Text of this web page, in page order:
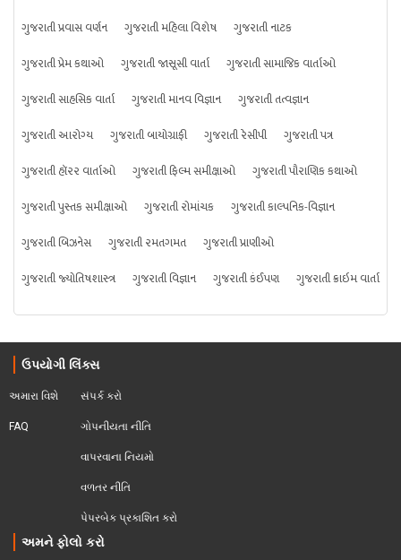
ગુજરાતી પ્રવાસ વર્ણન
ગુજરાતી મહિલા વિશેષ
ગુજરાતી નાટક
ગુજરાતી પ્રેમ કથાઓ
ગુજરાતી જાસૂસી વાર્તા
ગુજરાતી સામાજિક વાર્તાઓ
ગુજરાતી સાહસિક વાર્તા
ગુજરાતી માનવ વિજ્ઞાન
ગુજરાતી તત્વજ્ઞાન
ગુજરાતી આરોગ્ય
ગુજરાતી બાયોગ્રાફી ગુજરાતી રેસીપી
ગુજરાતી પત્ર
ગુજરાતી હૉરર વાર્તાઓ
ગુજરાતી ફિલ્મ સમીક્ષાઓ
ગુજરાતી પૌરાણિક કથાઓ
ગુજરાતી પુસ્તક સમીક્ષાઓ
ગુજરાતી રોમાંચક
ગુજરાતી કાલ્પનિક-વિજ્ઞાન
ગુજરાતી બિઝનેસ
ગુજરાતી રમતગમત
ગુજરાતી પ્રાણીઓ
ગુજરાતી જ્યોતિષશાસ્ત્ર
ગુજરાતી વિજ્ઞાન ગુજરાતી કંઈપણ ગુજરાતી ક્રાઇમ વાર્તા
ઉપયોગી લિંક્સ
અમારા વિશે
FAQ
સંપર્ક કરો
ગોપનીયતા નીતિ
વાપરવાના નિયમો
વળતર નીતિ
પેપરબેક પ્રકાશિત કરો
અમને ફોલો કરો